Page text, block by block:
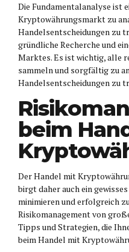
Die Fundamentalanalyse ist
Kryptowährungsmarkt zu
Handelsentscheidungen zu
gründliche Recherche und
Marktes. Es ist wichtig, alle
sammeln und sorgfältig zu
Handelsentscheidungen zu
beim
Der Handel mit
birgt daher auch ein
minimieren und erfolgreich
Risikomanagement von
Tipps und Strategien, die
beim Handel mit